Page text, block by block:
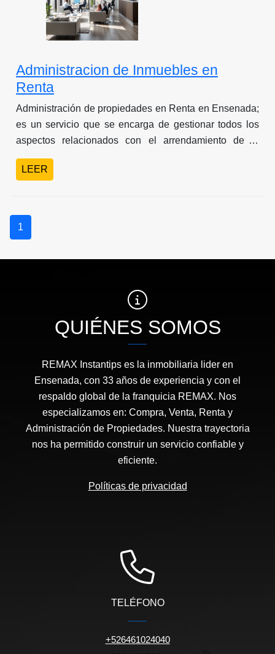
Administracion de Inmuebles en
Renta
Administración de propiedades en Renta en Ensenada;
es un servicio que se encarga de gestionar todos los
aspectos relacionados con el arrendamiento de tu
inmueble.
LEER
1
QUIÉNES SOMOS
REMAX Instantips es la inmobiliaria lider en
Ensenada, con 33 años de experiencia y con el
respaldo global de la franquicia REMAX. Nos
especializamos en: Compra, Venta, Renta y
Administración de Propiedades. Nuestra trayectoria
nos ha permitido construir un servicio confiable y
eficiente.
Políticas de privacidad
TELÉFONO
+526461024040